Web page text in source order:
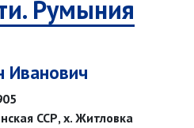
Румыния
Иванович
ССР, х. Житловка